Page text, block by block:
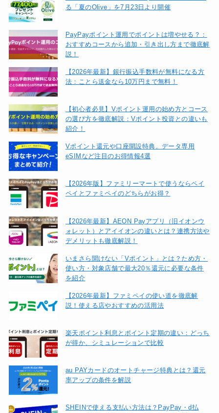
る「夏のOlive」を7月23日より開催
PayPayポイント運用でポイントは増やせる？：
おすすめコースから追加・引き出し方まで徹底解
説！
【2026年最新】銀行振込手数料が無料になる方
法：ことら送金なら10万円まで無料！
【初心者必見】Vポイント運用の始め方とコース
の選び方を徹底解説：Vポイント投資との違いも
紹介！
Vポイント還元や口座開設特典、データ専用
eSIMなど注目のお得情報4選
【2026年版】ファミリーマートで使うならペイ
ペイとファミペイのどちらがお得？
【2026年最新】AEON Payアプリ（旧イオンウ
ォレット）とアイイオンの違いとは？連携方法や
デメリットも徹底解説！
いまさら聞けない「Vポイント」とは？ため方・
使い方・対象店舗で最大20％還元に必要な条件
を紹介
【2026年最新】ファミペイの使い道を徹底解
説！使える店やおすすめの活用法
楽天ポイント利息とポイント定期の違い：どっち
が得か、シミュレーションで比較
au PAYカードのオートチャージ特典とは？還元
率アップの条件を解説
SHEINで使える支払い方法は？PayPay・d払